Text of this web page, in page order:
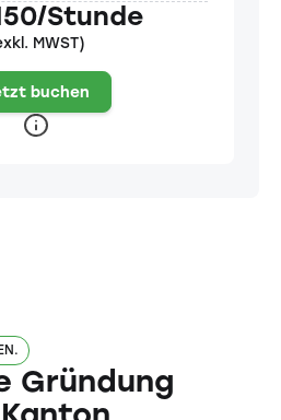
Stunde
MWST)
buchen
Gründung